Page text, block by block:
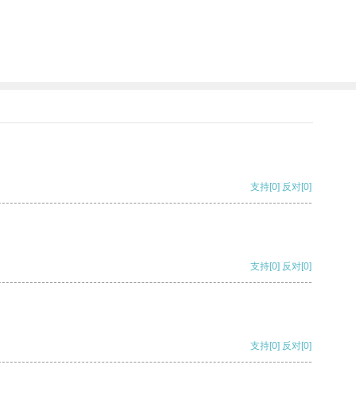
支持[0] 反对[0]
支持[0] 反对[0]
支持[0] 反对[0]